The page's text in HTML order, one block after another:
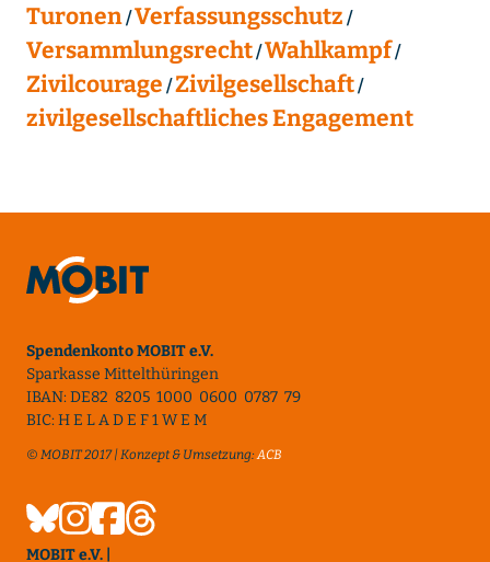
Turonen Verfassungsschutz
Versammlungsrecht Wahlkampf
Zivilcourage Zivilgesellschaft
zivilgesellschaftliches Engagement
Spendenkonto MOBIT e.V.
Sparkasse Mittelthüringen
IBAN: DE82 8205 1000 0600 0787 79
BIC: H E L A D E F 1 W E M
© MOBIT 2017 | Konzept & Umsetzung:ACB
MOBIT e.V. |